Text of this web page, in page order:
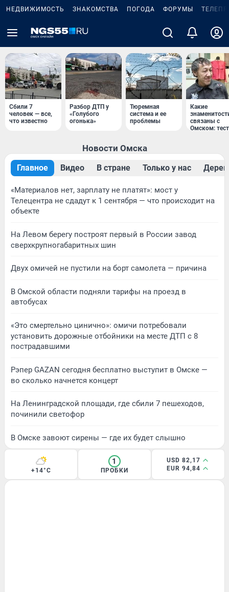
НЕДВИЖИМОСТЬ ЗНАКОМСТВА ПОГОДА ФОРУМЫ
Сбили 7
человек — все,
что известно
Разбор ДТП у
«Голубого
огонька»
Тюремная
система и ее
проблемы
Какие
связаны с
Омском: тест
Новости Омска
Главное Видео В стране Только у нас
«Материалов нет, зарплату не платят»: мост у
Телецентра не сдадут к 1 сентября — что происходит на
объекте
На Левом берегу построят первый в России завод
сверхкрупногабаритных шин
Двух омичей не пустили на борт самолета — причина
В Омской области подняли тарифы на проезд в
автобусах
«Это смертельно цинично»: омичи потребовали
установить дорожные отбойники на месте ДТП с 8
пострадавшими
Рэпер GAZAN сегодня бесплатно выступит в Омске —
во сколько начнется концерт
На Ленинградской площади, где сбили 7 пешеходов,
починили светофор
В Омске завоют сирены — где их будет слышно
+14°C
1
ПРОБКИ
USD 82,17
EUR 94,84